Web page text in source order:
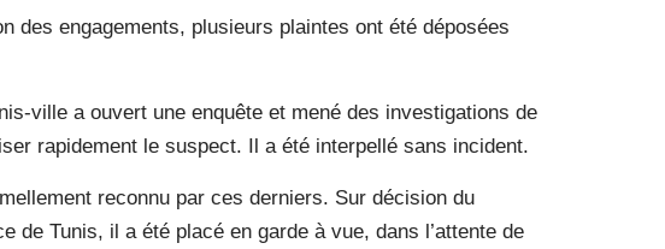
des engagements, plusieurs plaintes ont été déposées
ville a ouvert une enquête et mené des investigations de
rapidement le suspect. Il a été interpellé sans incident.
reconnu par ces derniers. Sur décision du
de Tunis, il a été placé en garde à vue, dans l’attente de